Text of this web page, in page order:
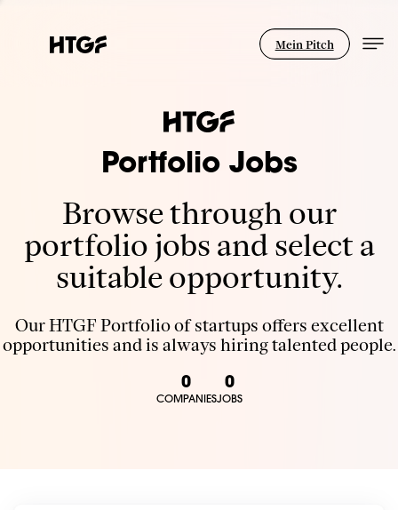
Mein Pitch
Portfolio Jobs
Browse through our
portfolio jobs and select a
suitable opportunity.
Our HTGF Portfolio of startups offers excellent
opportunities and is always hiring talented people.
0
COMPANIES
0
JOBS